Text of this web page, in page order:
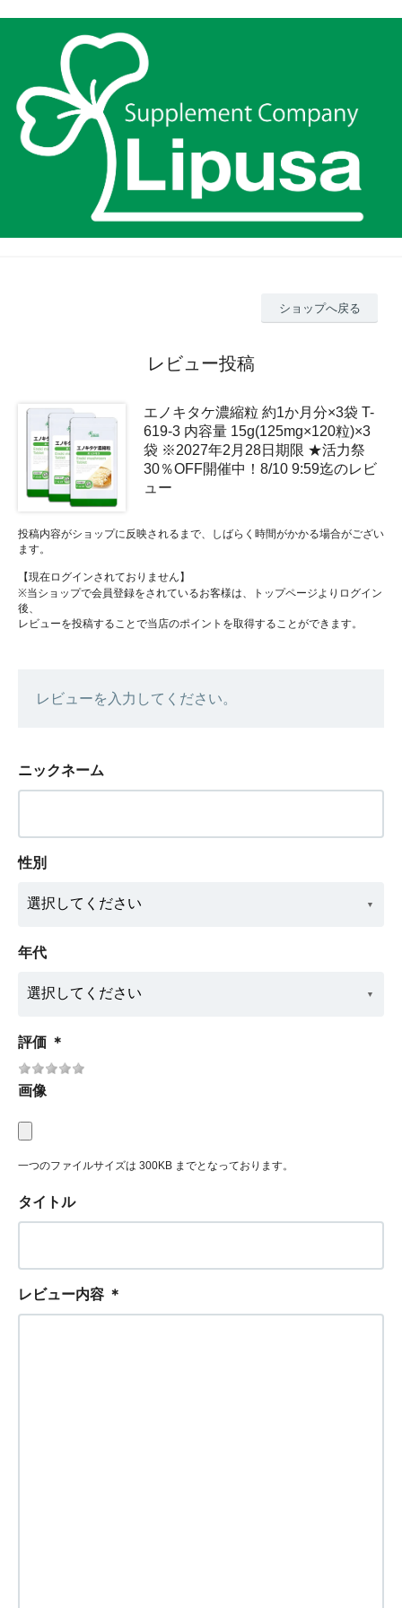
ショップへ戻る
レビュー投稿
エノキタケ濃縮粒 約1か月分×3袋 T-
619-3 内容量 15g(125mg×120粒)×3
袋 ※2027年2月28日期限 ★活力祭
30％OFF開催中！8/10 9:59迄のレビ
ュー
投稿内容がショップに反映されるまで、しばらく時間がかかる場合がござい
ます。
【現在ログインされておりません】
※当ショップで会員登録をされているお客様は、トップページよりログイン
後、
レビューを投稿することで当店のポイントを取得することができます。
レビューを入力してください。
ニックネーム
性別
年代
評価 ＊
画像
一つのファイルサイズは 300KB までとなっております。
タイトル
レビュー内容 ＊